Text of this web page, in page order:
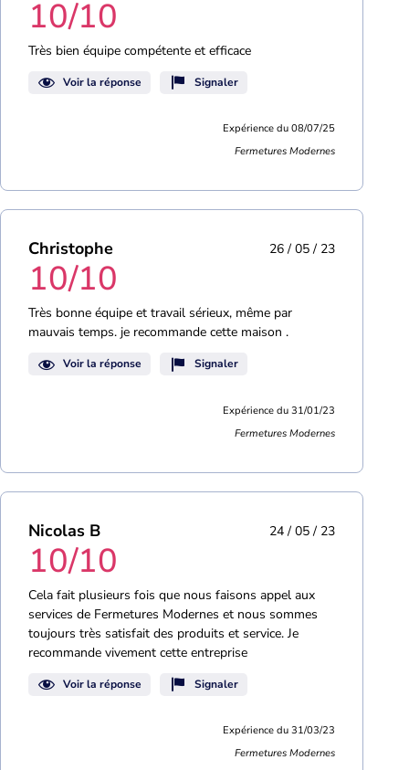
10/10
Très bien équipe compétente et efficace
Voir la réponse Signaler
Expérience du 08/07/25
Fermetures Modernes
Christophe 26 / 05 / 23
10/10
Très bonne équipe et travail sérieux, même par
mauvais temps. je recommande cette maison .
Voir la réponse Signaler
Expérience du 31/01/23
Fermetures Modernes
Nicolas B 24 / 05 / 23
10/10
Cela fait plusieurs fois que nous faisons appel aux
services de Fermetures Modernes et nous sommes
toujours très satisfait des produits et service. Je
recommande vivement cette entreprise
Voir la réponse Signaler
Expérience du 31/03/23
Fermetures Modernes